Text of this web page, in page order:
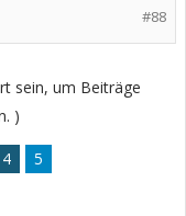
#88
sein, um Beiträge
)
4 5